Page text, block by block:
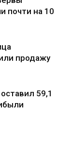
почти на 10
продажу
59,1